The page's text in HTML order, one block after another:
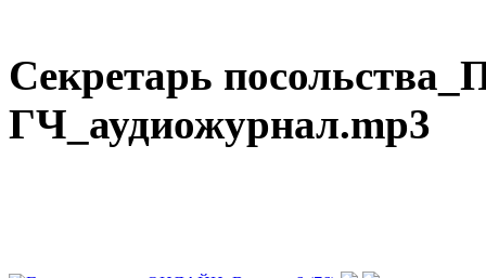
Секретарь
ГЧ_аудиожурнал.mp3